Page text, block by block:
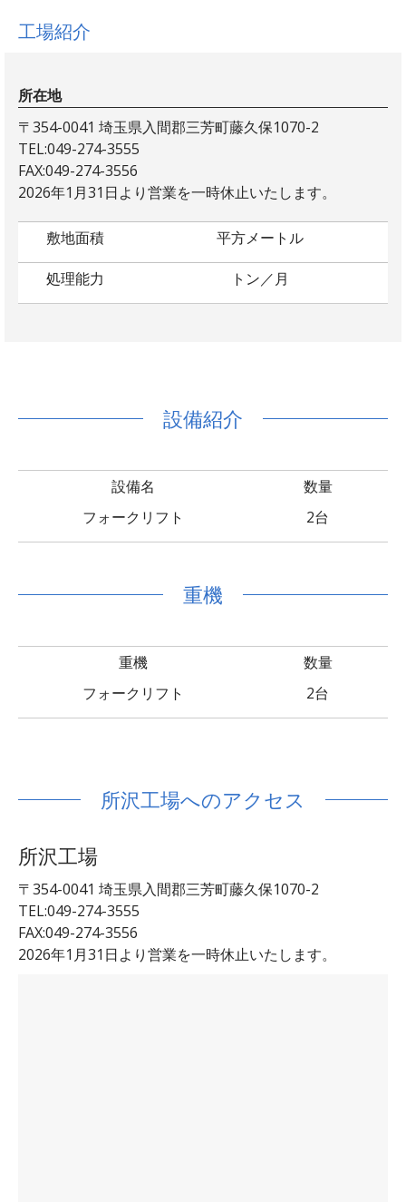
工場紹介
所在地
〒354-0041 埼玉県入間郡三芳町藤久保1070-2
TEL:049-274-3555
FAX:049-274-3556
2026年1月31日より営業を一時休止いたします。
敷地面積 平方メートル
処理能力 トン／月
設備紹介
設備名
フォークリフト
数量
2台
重機
重機
フォークリフト
数量
2台
所沢工場へのアクセス
所沢工場
〒354-0041 埼玉県入間郡三芳町藤久保1070-2
TEL:049-274-3555
FAX:049-274-3556
2026年1月31日より営業を一時休止いたします。